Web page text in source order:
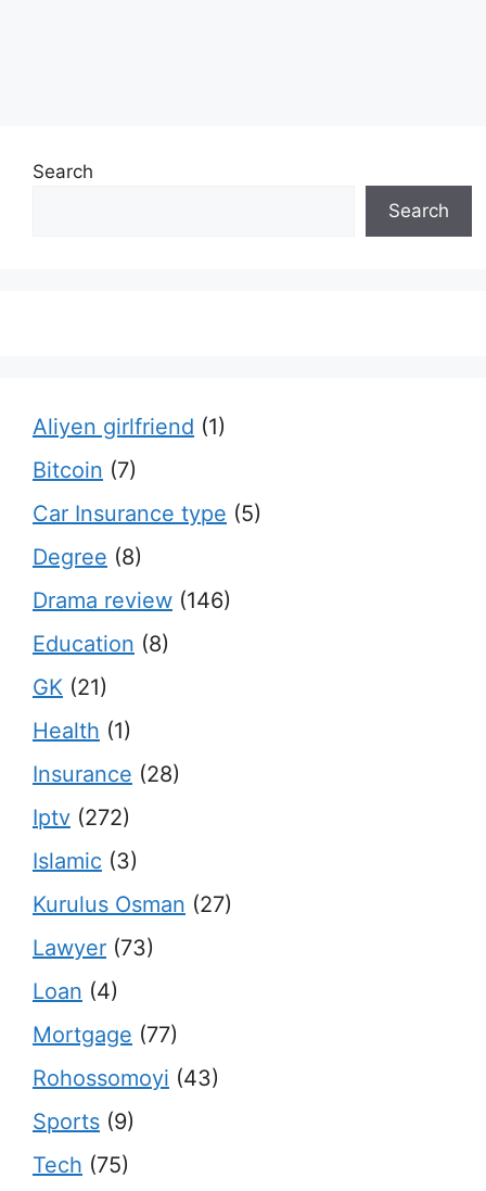
Search
Search
Aliyen girlfriend (1)
Bitcoin (7)
Car Insurance type (5)
Degree (8)
Drama review (146)
Education (8)
GK (21)
Health (1)
Insurance (28)
Iptv (272)
Islamic (3)
Kurulus Osman (27)
Lawyer (73)
Loan (4)
Mortgage (77)
Rohossomoyi (43)
Sports (9)
Tech (75)